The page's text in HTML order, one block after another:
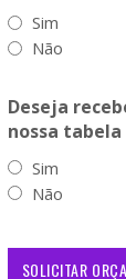
Sim
Não
Deseja
nossa tabela
Sim
Não